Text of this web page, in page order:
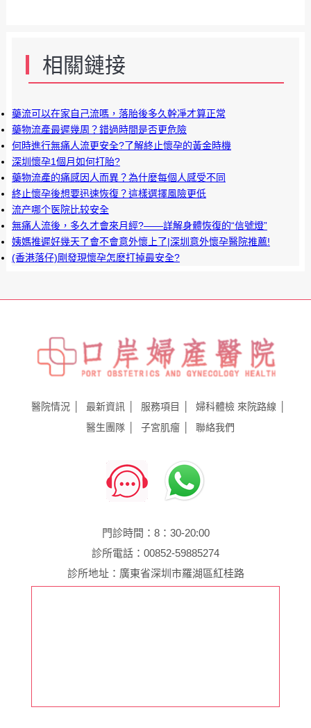
相關鏈接
藥流可以在家自己流嗎，落胎後多久幹凈才算正常
藥物流產最遲幾周？錯過時間是否更危險
何時進行無痛人流更安全?了解終止懷孕的黃金時機
深圳懷孕1個月如何打胎?
藥物流產的痛感因人而異？為什麼每個人感受不同
終止懷孕後想要迅速恢復？這樣選擇風險更低
流产哪个医院比较安全
無痛人流後，多久才會來月經?——詳解身體恢復的“信號燈”
姨媽推遲好幾天了會不會意外懷上了|深圳意外懷孕醫院推薦!
(香港落仔)剛發現懷孕怎麽打掉最安全?
醫院情況 最新資訊 服務項目 婦科體檢 來院路線
醫生團隊
子宮肌瘤 聯絡我們
門診時間：8：30-20:00
診所電話：00852-59885274
診所地址：廣東省深圳市羅湖區紅桂路